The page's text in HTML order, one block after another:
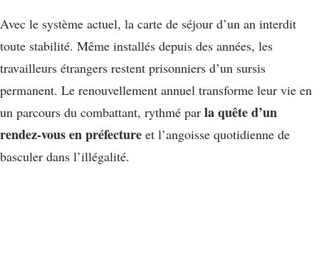
Avec le système actuel, la carte de séjour d’un an interdit
toute stabilité. Même installés depuis des années, les
travailleurs étrangers restent prisonniers d’un sursis
permanent. Le renouvellement annuel transforme leur vie en
un parcours du combattant, rythmé par la quête d’un
rendez-vous en préfecture et l’angoisse quotidienne de
basculer dans l’illégalité.